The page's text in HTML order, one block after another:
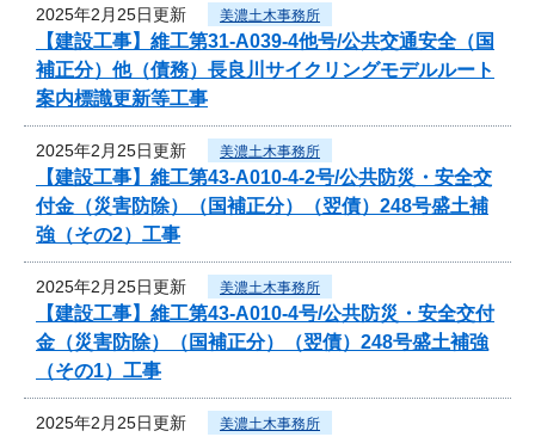
2025年2月25日更新 美濃土木事務所
【建設工事】維工第31-A039-4他号/公共交通安全（国
補正分）他（債務）長良川サイクリングモデルルート
案内標識更新等工事
2025年2月25日更新 美濃土木事務所
【建設工事】維工第43-A010-4-2号/公共防災・安全交
付金（災害防除）（国補正分）（翌債）248号盛土補
強（その2）工事
2025年2月25日更新 美濃土木事務所
【建設工事】維工第43-A010-4号/公共防災・安全交付
金（災害防除）（国補正分）（翌債）248号盛土補強
（その1）工事
2025年2月25日更新 美濃土木事務所